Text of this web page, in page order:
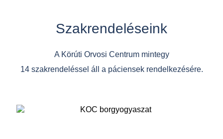
Szakrendeléseink
A Körúti Orvosi Centrum mintegy
14 szakrendeléssel áll a páciensek rendelkezésére.